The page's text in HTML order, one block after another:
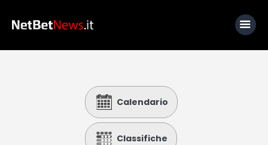
Calcio
Calendario
Classifiche